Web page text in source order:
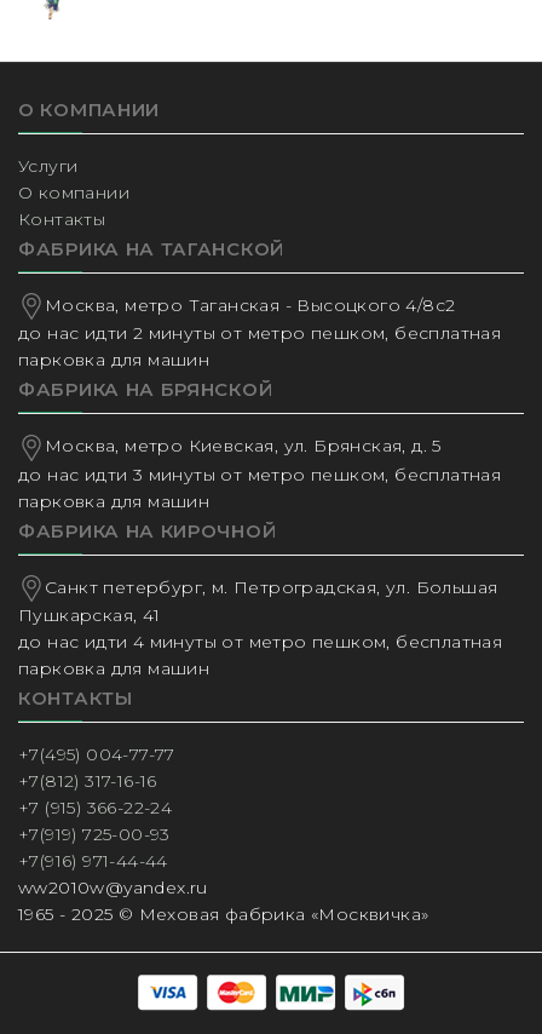
О КОМПАНИИ
Услуги
О компании
Контакты
ФАБРИКА НА ТАГАНСКОЙ
Москва, метро Таганская - Высоцкого 4/8с2
до нас идти 2 минуты от метро пешком, бесплатная
парковка для машин
ФАБРИКА НА БРЯНСКОЙ
Москва, метро Киевская, ул. Брянская, д. 5
до нас идти 3 минуты от метро пешком, бесплатная
парковка для машин
ФАБРИКА НА КИРОЧНОЙ
Санкт петербург, м. Петроградская, ул. Большая
Пушкарская, 41
до нас идти 4 минуты от метро пешком, бесплатная
парковка для машин
КОНТАКТЫ
+7(495) 004-77-77
+7(812) 317-16-16
+7 (915) 366-22-24
+7(919) 725-00-93
+7(916) 971-44-44
ww2010w@yandex.ru
1965 - 2025 © Меховая фабрика «Москвичка»